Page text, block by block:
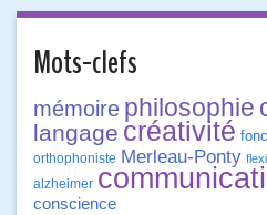
Mots-clefs
mémoire philosophie
langage créativité
orthophoniste Merleau-Ponty
alzheimer
conscience